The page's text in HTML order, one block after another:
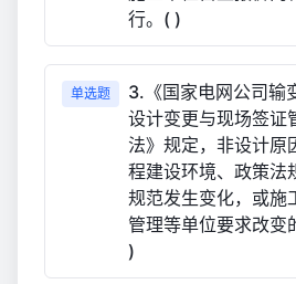
行。( )
单选题
3.《国家电网公司输
设计变更与现场签证
法》规定，非设计原
程建设环境、政策法
规范发生变化，或施
管理等单位要求改变
)